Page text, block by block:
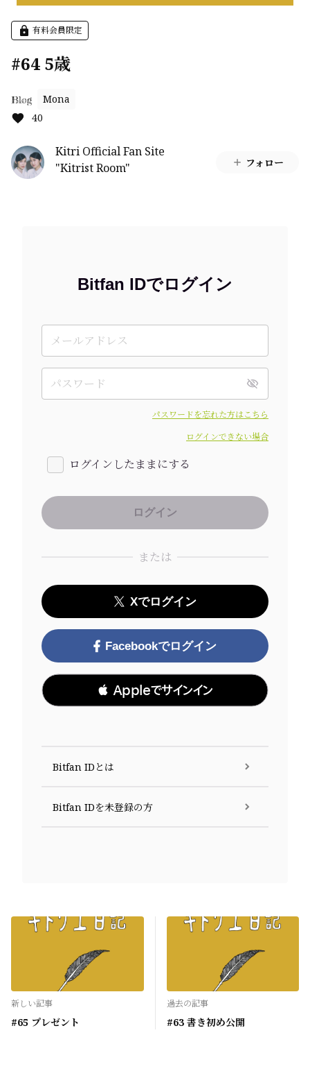
有料会員限定
#64 5歳
Blog
Mona
40
Kitri Official Fan Site
"Kitrist Room"
フォロー
Bitfan IDでログイン
パスワードを忘れた方はこちら
ログインできない場合
ログインしたままにする
または
Xでログイン
Facebookでログイン
 Appleでサインイン
Bitfan IDとは
Bitfan IDを未登録の方
新しい記事
#65 プレゼント
過去の記事
#63 書き初め公開